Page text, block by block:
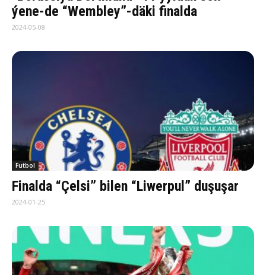
ýene-de “Wembley”-däki finalda
2024-05-08
Futbol
Finalda “Çelsi” bilen “Liwerpul” duşuşar
2024-01-25